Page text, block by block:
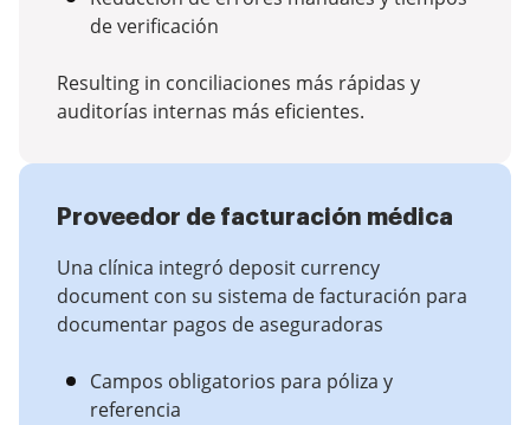
de verificación
Resulting in conciliaciones más rápidas y
auditorías internas más eficientes.
Proveedor de facturación médica
Una clínica integró deposit currency
document con su sistema de facturación para
documentar pagos de aseguradoras
Campos obligatorios para póliza y
referencia